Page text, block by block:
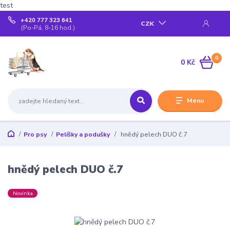
test
Menu
CZK
+420 777 323 641
(Po-Pá, 8-16 hod.)
0
0 Kč
Pro psy Pelíšky a podušky hnědý pelech DUO č.7
hnědý pelech DUO č.7
Novinka